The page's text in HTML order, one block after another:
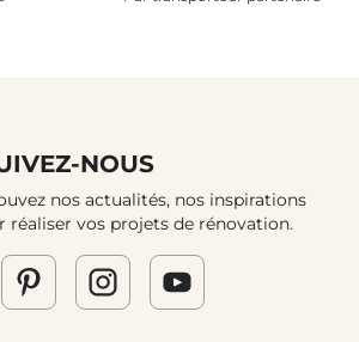
NOUS
nos actualités, nos inspirations
réaliser vos projets de rénovation.